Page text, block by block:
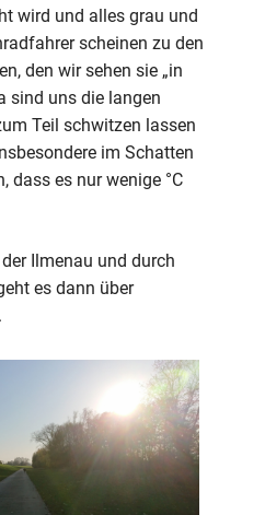
wird und alles grau und
scheinen zu den
den wir sehen sie „in
sind uns die langen
Teil schwitzen lassen
im Schatten
dass es nur wenige °C
Ilmenau und durch
es dann über